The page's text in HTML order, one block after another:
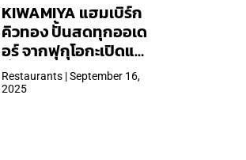
KIWAMIYA แฮมเบิร์ก
คิวทอง ปั้นสดทุกออเด
อร์ จากฟุกุโอกะเปิดแล้ว
ที่ Central Park
Restaurants | September 16,
2025